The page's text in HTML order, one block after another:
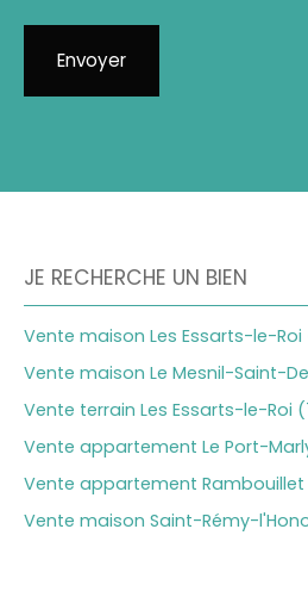
Envoyer
JE RECHERCHE UN BIEN
Vente maison Les Essarts-le-
Vente maison Le Mesnil-Saint-
Vente terrain Les Essarts-le-Roi
Vente appartement Le Port-
Vente appartement Rambouillet
Vente maison Saint-Rémy-